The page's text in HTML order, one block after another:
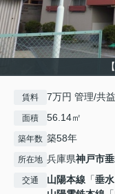
賃料 7万円 管理/共
面積 56.14㎡
築年数 築58年
所在地 兵庫県神戸市
交通 山陽本線 「垂水